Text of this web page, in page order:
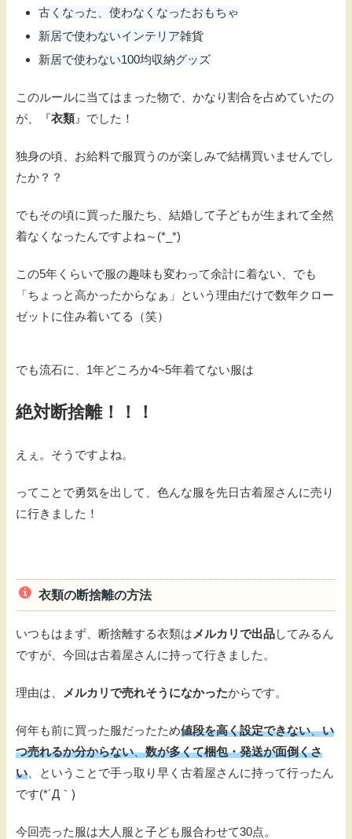
古くなった、使わなくなったおもちゃ
新居で使わないインテリア雑貨
新居で使わない100均収納グッズ
このルールに当てはまった物で、かなり割合を占めていたの
が、『衣類 』でした！
独身の頃、お給料で服買うのが楽しみで結構買いませんでし
たか？？
でもその頃に買った服たち、結婚して子どもが生まれて全然
着なくなったんですよね～(*_*)
この5年くらいで服の趣味も変わって余計に着ない、でも
「ちょっと高かったからなぁ」という理由だけで数年クロー
ゼットに住み着いてる（笑）
でも流石に、1年どころか4~5年着てない服は
絶対断捨離！！！
えぇ。そうですよね。
ってことで勇気を出して、色んな服を先日古着屋さんに売り
に行きました！
衣類の断捨離の方法
いつもはまず、断捨離する衣類は メルカリで出品してみるん
ですが、今回は古着屋さんに持って行きました。
理由は、 メルカリで売れそうになかったからです。
何年も前に買った服だったため値段を高く設定できない、い
つ売れるか分からない、数が多くて梱包・発送が面倒くさ
い 、ということで手っ取り早く古着屋さんに持って行ったん
です(*´Д｀)
今回売った服は大人服と子ども服合わせて30点。